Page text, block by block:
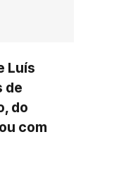
Luís
de
do
com